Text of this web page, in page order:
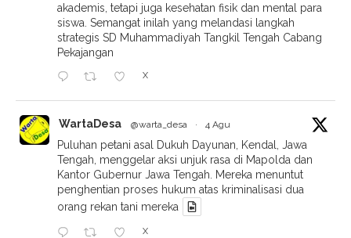
akademis, tetapi juga kesehatan fisik dan mental para
siswa. Semangat inilah yang melandasi langkah
strategis SD Muhammadiyah Tangkil Tengah Cabang
Pekajangan
X
WartaDesa @warta_desa · 4 Agu
Puluhan petani asal Dukuh Dayunan, Kendal, Jawa
Tengah, menggelar aksi unjuk rasa di Mapolda dan
Kantor Gubernur Jawa Tengah. Mereka menuntut
penghentian proses hukum atas kriminalisasi dua
orang rekan tani mereka
X